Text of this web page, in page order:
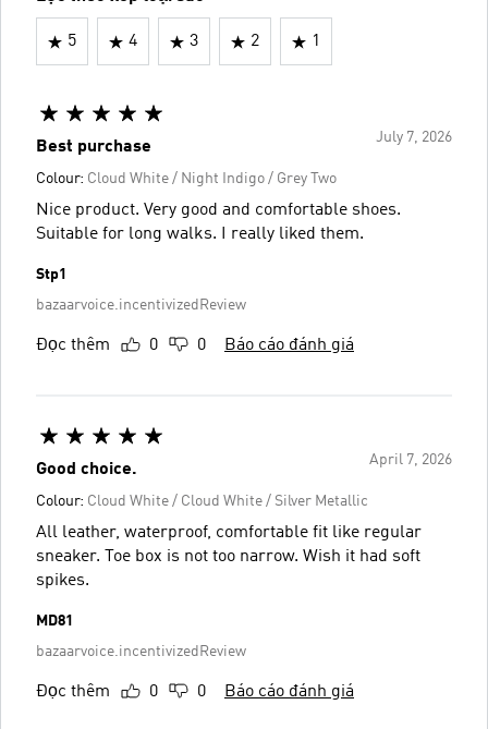
5 4 3 2 1
July 7, 2026
Best purchase
Colour: Cloud White / Night Indigo / Grey Two
Nice product. Very good and comfortable shoes.
Suitable for long walks. I really liked them.
Stp1
bazaarvoice.incentivizedReview
Đọc thêm 0 0 Báo cáo đánh giá
April 7, 2026
Good choice.
Colour: Cloud White / Cloud White / Silver Metallic
All leather, waterproof, comfortable fit like regular
sneaker. Toe box is not too narrow. Wish it had soft
spikes.
MD81
bazaarvoice.incentivizedReview
Đọc thêm 0 0 Báo cáo đánh giá